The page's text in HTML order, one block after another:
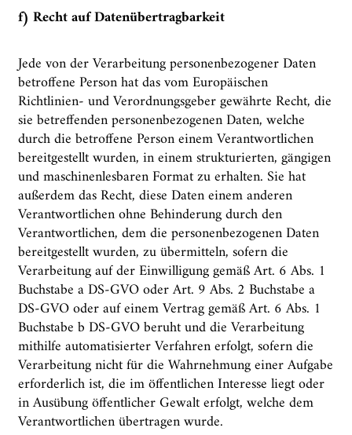
f) Recht auf Datenübertragbarkeit
Jede von der Verarbeitung personenbezogener Daten
betroffene Person hat das vom Europäischen
Richtlinien- und Verordnungsgeber gewährte Recht, die
sie betreffenden personenbezogenen Daten, welche
durch die betroffene Person einem Verantwortlichen
bereitgestellt wurden, in einem strukturierten, gängigen
und maschinenlesbaren Format zu erhalten. Sie hat
außerdem das Recht, diese Daten einem anderen
Verantwortlichen ohne Behinderung durch den
Verantwortlichen, dem die personenbezogenen Daten
bereitgestellt wurden, zu übermitteln, sofern die
Verarbeitung auf der Einwilligung gemäß Art. 6 Abs. 1
Buchstabe a DS-GVO oder Art. 9 Abs. 2 Buchstabe a
DS-GVO oder auf einem Vertrag gemäß Art. 6 Abs. 1
Buchstabe b DS-GVO beruht und die Verarbeitung
mithilfe automatisierter Verfahren erfolgt, sofern die
Verarbeitung nicht für die Wahrnehmung einer Aufgabe
erforderlich ist, die im öffentlichen Interesse liegt oder
in Ausübung öffentlicher Gewalt erfolgt, welche dem
Verantwortlichen übertragen wurde.